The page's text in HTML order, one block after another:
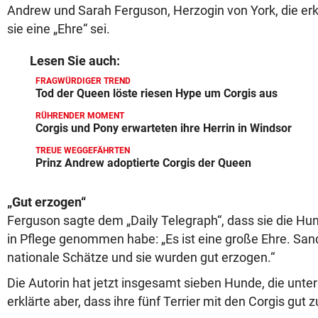
Andrew und Sarah Ferguson, Herzogin von York, die
sie eine „Ehre“ sei.
Lesen Sie auch:
FRAGWÜRDIGER TREND
Tod der Queen löste riesen Hype um Corgis aus
RÜHRENDER MOMENT
Corgis und Pony erwarteten ihre Herrin in Windsor
TREUE WEGGEFÄHRTEN
Prinz Andrew adoptierte Corgis der Queen
„Gut erzogen“
Ferguson sagte dem „Daily Telegraph“, dass sie die
in Pflege genommen habe: „Es ist eine große Ehre.
nationale Schätze und sie wurden gut erzogen.“
Die Autorin hat jetzt insgesamt sieben Hunde, die
erklärte aber, dass ihre fünf Terrier mit den Corgis gut